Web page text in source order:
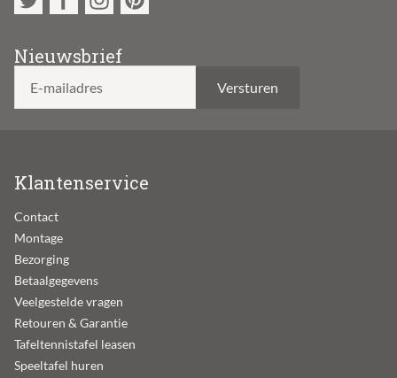
Nieuwsbrief
E-mailadres
Klantenservice
Contact
Montage
Bezorging
Betaalgegevens
Veelgestelde vragen
Retouren & Garantie
Tafeltennistafel leasen
Speeltafel huren